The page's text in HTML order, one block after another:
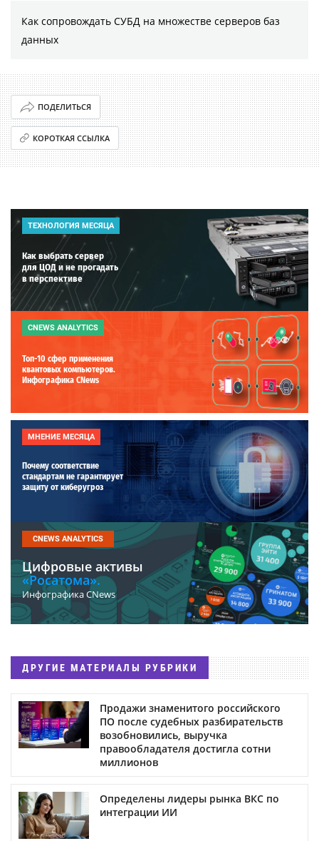
Как сопровождать СУБД на множестве серверов баз
данных
ПОДЕЛИТЬСЯ
КОРОТКАЯ ССЫЛКА
ТЕХНОЛОГИЯ МЕСЯЦА
Как выбрать сервер
для ЦОД и не прогадать
в перспективе
CNEWS ANALYTICS
Топ-10 сфер применения
квантовых компьютеров.
Инфографика CNews
МНЕНИЕ МЕСЯЦА
Почему соответствие
стандартам не гарантирует
защиту от киберугроз
CNEWS ANALYTICS
Цифровые активы
«Росатома».
Инфографика CNews
ДРУГИЕ МАТЕРИАЛЫ РУБРИКИ
Продажи знаменитого российского
ПО после судебных разбирательств
возобновились, выручка
правообладателя достигла сотни
миллионов
Определены лидеры рынка ВКС по
интеграции ИИ